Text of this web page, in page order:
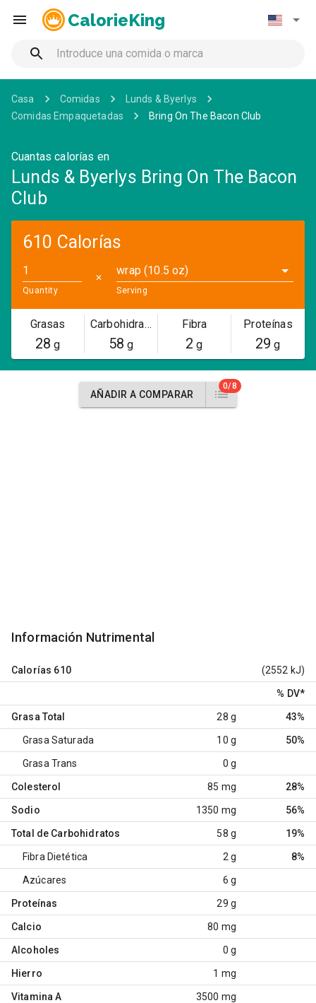
CalorieKing
Casa Comidas
Lunds & Byerlys
Comidas Empaquetadas
Bring On The Bacon Club
Cuantas calorías en
Lunds & Byerlys Bring On The Bacon
Club
610 Calorías
Quantity
✕
wrap (10.5 oz)
Serving
Grasas
28 g
Carbohidratos
58 g
Fibra
2 g
Proteínas
29 g
AÑADIR A COMPARAR
0/8
Información Nutrimental
Calorías 610 (2552 kJ)
% DV*
Grasa Total 28 g 43%
Grasa Saturada 10 g 50%
Grasa Trans 0 g
Colesterol 85 mg 28%
Sodio 1350 mg 56%
Total de Carbohidratos 58 g 19%
Fibra Dietética 2 g 8%
Azúcares 6 g
Proteínas 29 g
Calcio 80 mg
Alcoholes 0 g
Hierro 1 mg
Vitamina A 3500 mg